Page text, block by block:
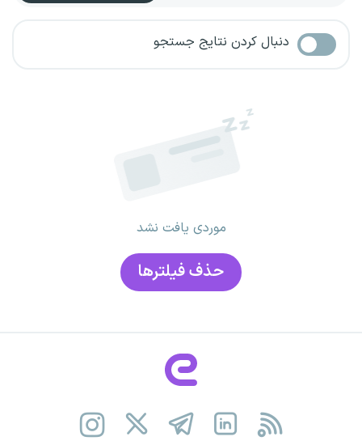
دنبال کردن نتایج جستجو
موردی یافت نشد
حذف فیلتر‌ها